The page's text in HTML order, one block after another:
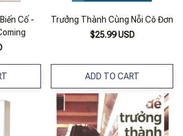
Cố -
Trưởng Thành Cùng Nỗi Cô Đơn
$25.99 USD
ADD TO CART